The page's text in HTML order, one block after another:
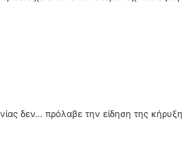
δεν… πρόλαβε την είδηση της